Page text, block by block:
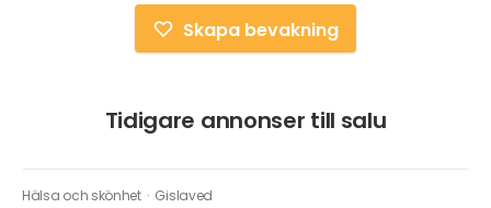
Skapa bevakning
Tidigare annonser till salu
Hälsa och skönhet · Gislaved